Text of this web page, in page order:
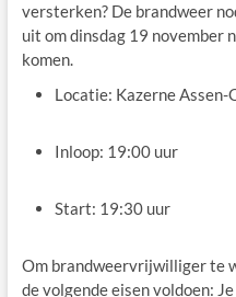
versterken? De brandweer
uit om dinsdag 19 november
komen.
Locatie: Kazerne
Inloop: 19:00 uur
Start: 19:30 uur
Om brandweervrijwilliger te
de volgende eisen voldoen: